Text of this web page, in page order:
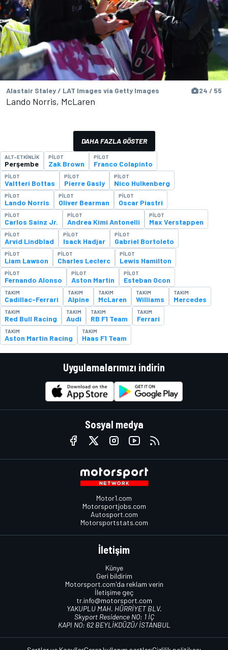
Alastair Staley / LAT Images via Getty Images 24 / 55
Lando Norris, McLaren
DAHA FAZLA GÖSTER
ALT-ETKINLIK
Perşembe
PILOT
Zak Brown
PILOT
Franco Colapinto
PILOT
Valtteri Bottas
PILOT
Pierre Gasly
PILOT
Nico Hulkenberg
PILOT
Lando Norris
PILOT
Oliver Bearman
PILOT
Oscar Piastri
PILOT
Carlos Sainz Jr.
PILOT
Andrea Kimi Antonelli
PILOT
Max Verstappen
PILOT
Arvid Lindblad
PILOT
Isack Hadjar
PILOT
Gabriel Bortoleto
PILOT
Liam Lawson
PILOT
Charles Leclerc
PILOT
Lewis Hamilton
PILOT
Fernando Alonso
PILOT
Aston Martin
PILOT
Esteban Ocon
TAKIM
Cadillac-Ferrari
TAKIM
Alpine
TAKIM
McLaren
TAKIM
Williams
TAKIM
Mercedes
TAKIM
Red Bull Racing
TAKIM
Audi
TAKIM
RB F1 Team
TAKIM
Ferrari
TAKIM
Aston Martin Racing
TAKIM
Haas F1 Team
Uygulamalarımızı indirin
Sosyal medya
Motor1.com
Motorsportjobs.com
Autosport.com
Motorsportstats.com
İletişim
Künye
Geri bildirim
Motorsport.com'da reklam verin
İletişime geç
tr.info@motorsport.com
YAKUPLU MAH. HÜRRİYET BLV.
Skyport Residence NO: 1 İÇ
KAPI NO: 62 BEYLİKDÜZÜ/ İSTANBUL